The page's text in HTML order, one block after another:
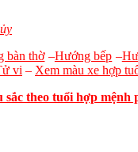
bàn thờ–Hướng bếp –
vi – Xem màu xe hợp
sắc theo tuổi hợp mệnh